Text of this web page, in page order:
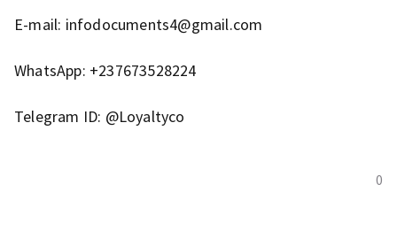
E-mail: infodocuments4@gmail.com
WhatsApp: +237673528224
Telegram ID: @Loyaltyco
0